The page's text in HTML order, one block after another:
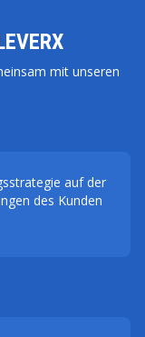
mit unseren
auf der
des Kunden